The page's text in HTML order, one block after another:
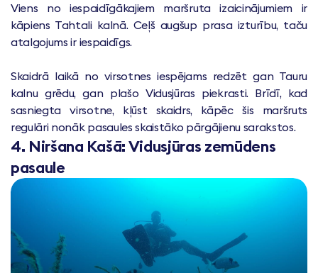
Viens no iespaidīgākajiem maršruta izaicinājumiem ir
kāpiens Tahtali kalnā. Ceļš augšup prasa izturību, taču
atalgojums ir iespaidīgs.
Skaidrā laikā no virsotnes iespējams redzēt gan Tauru
kalnu grēdu, gan plašo Vidusjūras piekrasti. Brīdī, kad
sasniegta virsotne, kļūst skaidrs, kāpēc šis maršruts
regulāri nonāk pasaules skaistāko pārgājienu sarakstos.
4. Niršana Kašā: Vidusjūras zemūdens
pasaule